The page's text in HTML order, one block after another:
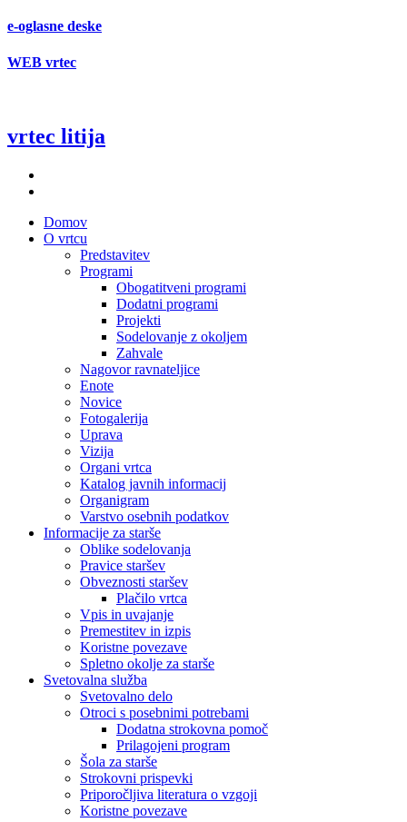
e-oglasne deske
WEB vrtec
vrtec litija
Domov
O vrtcu
Predstavitev
Programi
Obogatitveni programi
Dodatni programi
Projekti
Sodelovanje z okoljem
Zahvale
Nagovor ravnateljice
Enote
Novice
Fotogalerija
Uprava
Vizija
Organi vrtca
Katalog javnih informacij
Organigram
Varstvo osebnih podatkov
Informacije za starše
Oblike sodelovanja
Pravice staršev
Obveznosti staršev
Plačilo vrtca
Vpis in uvajanje
Premestitev in izpis
Koristne povezave
Spletno okolje za starše
Svetovalna služba
Svetovalno delo
Otroci s posebnimi potrebami
Dodatna strokovna pomoč
Prilagojeni program
Šola za starše
Strokovni prispevki
Priporočljiva literatura o vzgoji
Koristne povezave